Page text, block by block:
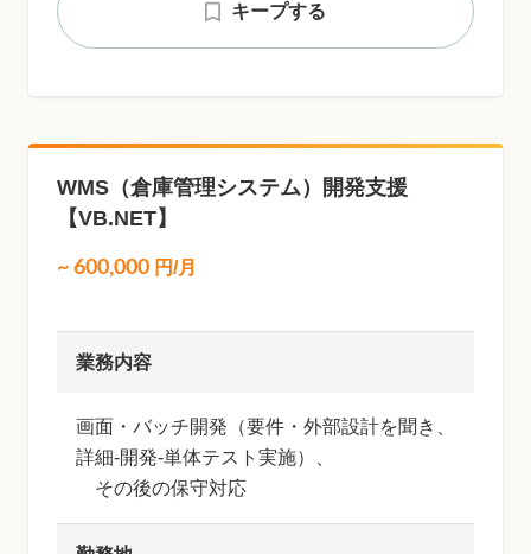
キープする
WMS（倉庫管理システム）開発支援
【VB.NET】
~ 600,000 円/月
業務内容
画面・バッチ開発（要件・外部設計を聞き、
詳細-開発-単体テスト実施）、
その後の保守対応